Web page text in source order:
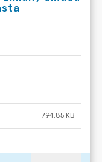
794.85 KB